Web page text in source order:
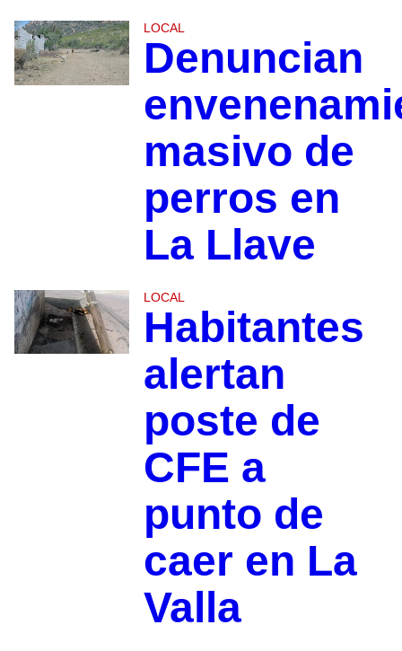
LOCAL
Denuncian
masivo de
perros en
La Llave
LOCAL
Habitantes
alertan
poste de
CFE a
punto de
caer en La
Valla